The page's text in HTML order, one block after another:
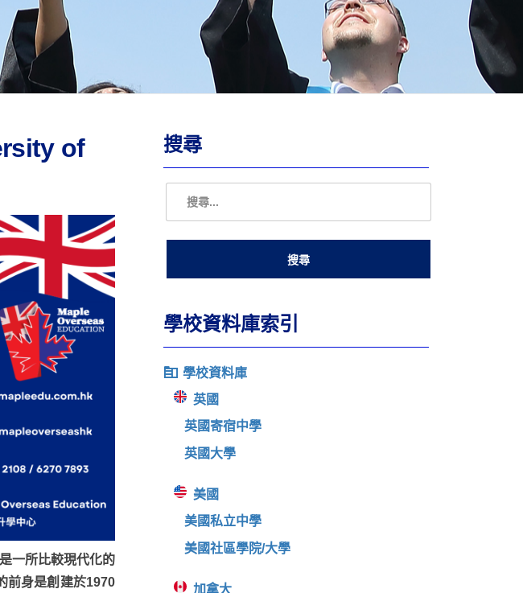
of
一所比較現代化的
前身是創建於1970
搜尋
學校資料庫索引
學校資料庫
英國
英國寄宿中學
英國大學
美國
美國私立中學
美國社區學院/大學
加拿大